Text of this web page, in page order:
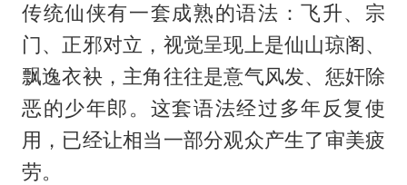
传统仙侠有一套成熟的语法：飞升、宗
门、正邪对立，视觉呈现上是仙山琼阁、
飘逸衣袂，主角往往是意气风发、惩奸除
恶的少年郎。这套语法经过多年反复使
用，已经让相当一部分观众产生了审美疲
劳。